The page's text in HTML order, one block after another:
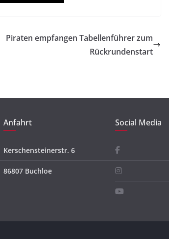
Piraten empfangen Tabellenführer zum
Rückrundenstart
Anfahrt
Kerschensteinerstr. 6
86807 Buchloe
Social Media